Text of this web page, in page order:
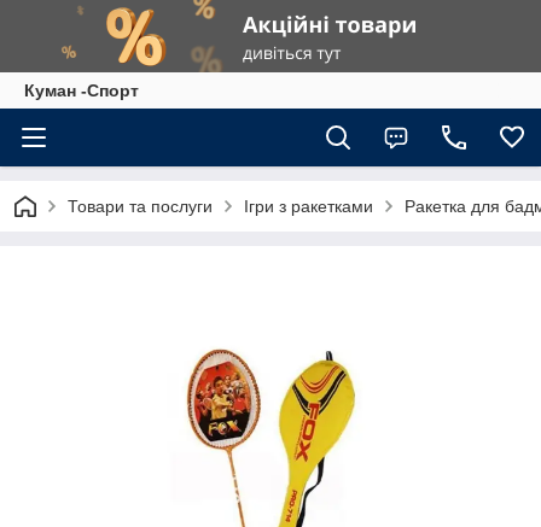
Куман -Спорт
Товари та послуги Ігри з ракетками Ракетка для